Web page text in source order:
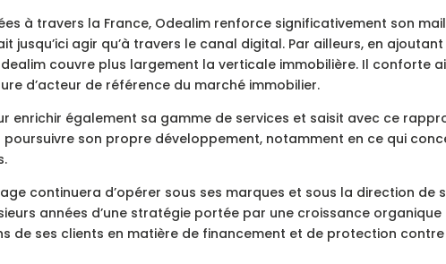
à travers la France, Odealim renforce significativement son
agir qu’à travers le canal digital. Par ailleurs, en ajoutant
couvre plus largement la verticale immobilière. Il conforte
d’acteur de référence du marché immobilier.
également sa gamme de services et saisit avec ce
son propre développement, notamment en ce qui
continuera d’opérer sous ses marques et sous la direction de
années d’une stratégie portée par une croissance organique
de ses clients en matière de financement et de protection